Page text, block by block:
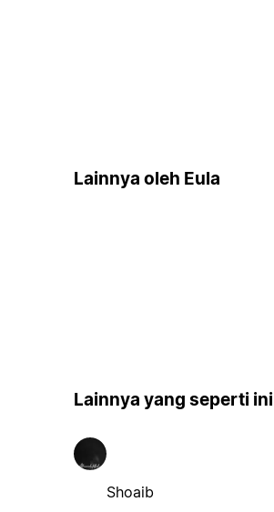
Lainnya oleh Eula
Lainnya yang seperti ini
Shoaib